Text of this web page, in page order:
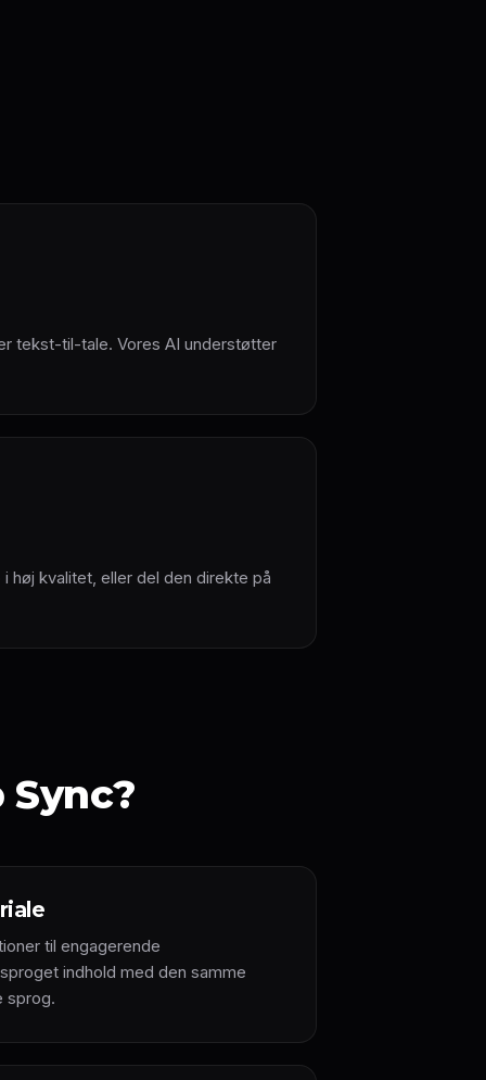
tekst-til-tale. Vores AI understøtter
høj kvalitet, eller del den direkte på
til engagerende
indhold med den samme
sprog.